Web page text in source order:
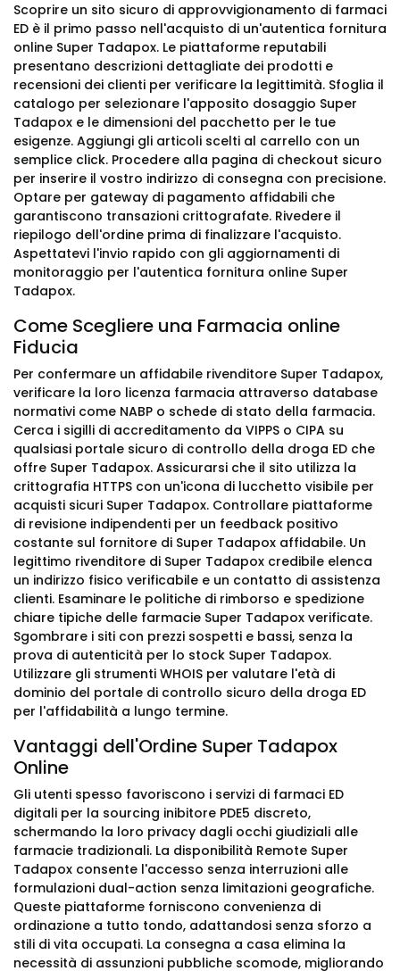
Scoprire un sito sicuro di approvvigionamento di farmaci
ED è il primo passo nell'acquisto di un'autentica fornitura
online Super Tadapox. Le piattaforme reputabili
presentano descrizioni dettagliate dei prodotti e
recensioni dei clienti per verificare la legittimità. Sfoglia il
catalogo per selezionare l'apposito dosaggio Super
Tadapox e le dimensioni del pacchetto per le tue
esigenze. Aggiungi gli articoli scelti al carrello con un
semplice click. Procedere alla pagina di checkout sicuro
per inserire il vostro indirizzo di consegna con precisione.
Optare per gateway di pagamento affidabili che
garantiscono transazioni crittografate. Rivedere il
riepilogo dell'ordine prima di finalizzare l'acquisto.
Aspettatevi l'invio rapido con gli aggiornamenti di
monitoraggio per l'autentica fornitura online Super
Tadapox.
Come Scegliere una Farmacia online
Fiducia
Per confermare un affidabile rivenditore Super Tadapox,
verificare la loro licenza farmacia attraverso database
normativi come NABP o schede di stato della farmacia.
Cerca i sigilli di accreditamento da VIPPS o CIPA su
qualsiasi portale sicuro di controllo della droga ED che
offre Super Tadapox. Assicurarsi che il sito utilizza la
crittografia HTTPS con un'icona di lucchetto visibile per
acquisti sicuri Super Tadapox. Controllare piattaforme
di revisione indipendenti per un feedback positivo
costante sul fornitore di Super Tadapox affidabile. Un
legittimo rivenditore di Super Tadapox credibile elenca
un indirizzo fisico verificabile e un contatto di assistenza
clienti. Esaminare le politiche di rimborso e spedizione
chiare tipiche delle farmacie Super Tadapox verificate.
Sgombrare i siti con prezzi sospetti e bassi, senza la
prova di autenticità per lo stock Super Tadapox.
Utilizzare gli strumenti WHOIS per valutare l'età di
dominio del portale di controllo sicuro della droga ED
per l'affidabilità a lungo termine.
Vantaggi dell'Ordine Super Tadapox
Online
Gli utenti spesso favoriscono i servizi di farmaci ED
digitali per la sourcing inibitore PDE5 discreto,
schermando la loro privacy dagli occhi giudiziali alle
farmacie tradizionali. La disponibilità Remote Super
Tadapox consente l'accesso senza interruzioni alle
formulazioni dual-action senza limitazioni geografiche.
Queste piattaforme forniscono convenienza di
ordinazione a tutto tondo, adattandosi senza sforzo a
stili di vita occupati. La consegna a casa elimina la
necessità di assunzioni pubbliche scomode, migliorando